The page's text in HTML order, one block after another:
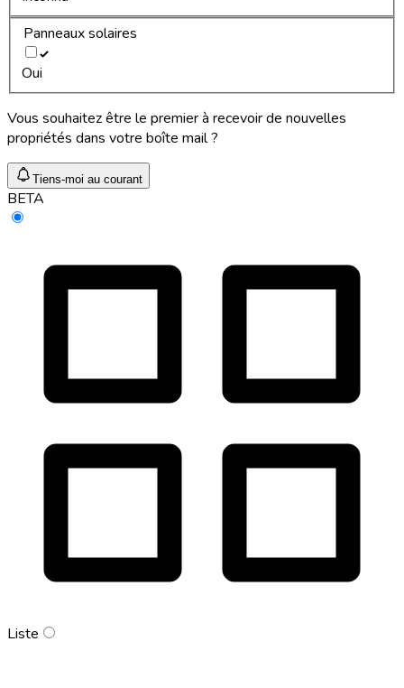
Panneaux solaires
Oui
Vous souhaitez être le premier à recevoir de nouvelles
propriétés dans votre boîte mail ?
Tiens-moi au courant
BETA
Liste